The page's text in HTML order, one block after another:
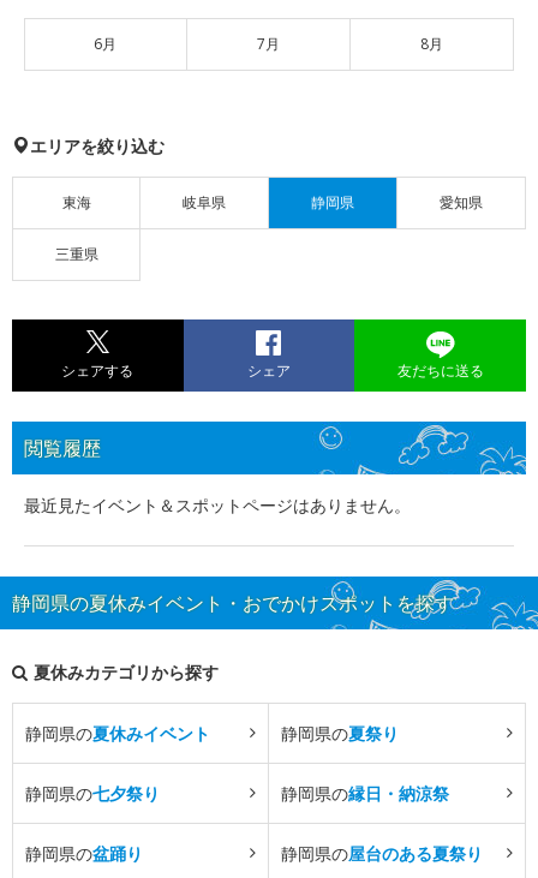
6月 7月 8月
エリアを絞り込む
東海 岐阜県 静岡県 愛知県
三重県
シェアする シェア 友だちに送る
閲覧履歴
最近見たイベント＆スポットページはありません。
静岡県の夏休みイベント・おでかけスポットを探す
夏休みカテゴリから探す
静岡県の夏休みイベント 静岡県の夏祭り
静岡県の七夕祭り 静岡県の縁日・納涼祭
静岡県の盆踊り 静岡県の屋台のある夏祭り